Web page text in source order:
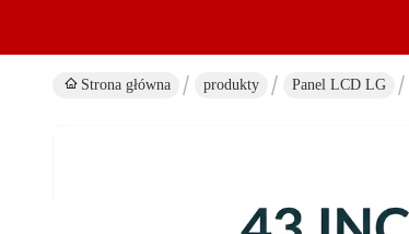
Strona główna produkty Panel LCD LG